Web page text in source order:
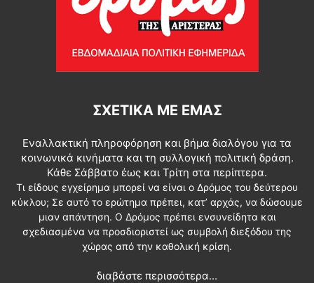
ΣΧΕΤΙΚΆ ΜΕ ΕΜΆΣ
Εναλλακτική πληροφόρηση και βήμα διαλόγου για τα
κοινωνικά κινήματα και τη συλλογική πολιτική δράση.
Κάθε Σάββατο έως και Τρίτη στα περίπτερα.
Τι είδους εγχείρημα μπορεί να είναι ο Δρόμος του δεύτερου
κύκλου; Σε αυτό το ερώτημα πρέπει, κατ’ αρχάς, να δώσουμε
μιαν απάντηση. Ο Δρόμος πρέπει ενσυνείδητα και
σχεδιασμένα να προσδιοριστεί ως συμβολή διεξόδου της
χώρας από την καθολική κρίση.
διαβάστε περισσότερα...